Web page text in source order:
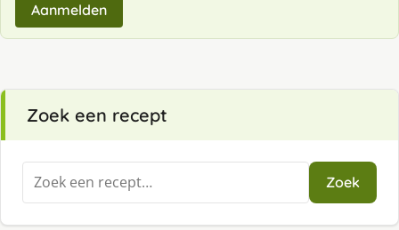
Aanmelden
Zoek een recept
Zoeken
naar:
Zoek